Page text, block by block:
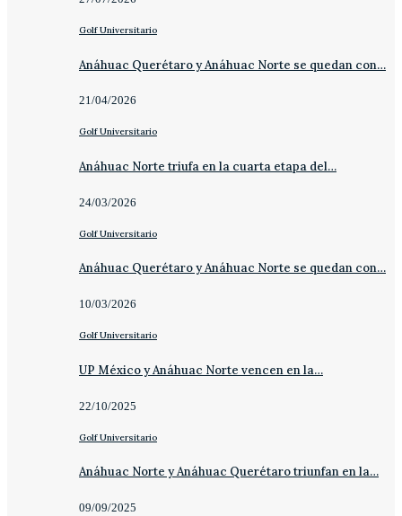
Golf Universitario
Anáhuac Querétaro y Anáhuac Norte se quedan con…
21/04/2026
Golf Universitario
Anáhuac Norte triufa en la cuarta etapa del…
24/03/2026
Golf Universitario
Anáhuac Querétaro y Anáhuac Norte se quedan con…
10/03/2026
Golf Universitario
UP México y Anáhuac Norte vencen en la…
22/10/2025
Golf Universitario
Anáhuac Norte y Anáhuac Querétaro triunfan en la…
09/09/2025